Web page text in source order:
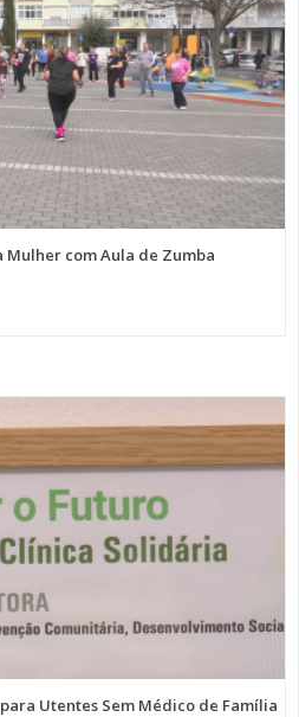
Mulher com Aula de Zumba
Utentes Sem Médico de Família